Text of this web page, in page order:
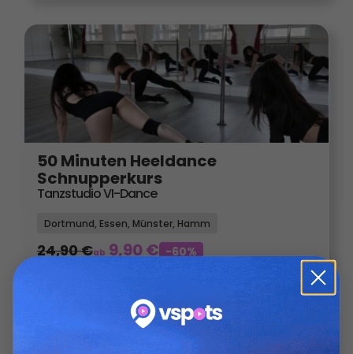
50 Minuten Heeldance
Schnupperkurs
Tanzstudio VI-Dance
Dortmund, Essen, Münster, Hamm
24,90€ab 9,90€ -60%